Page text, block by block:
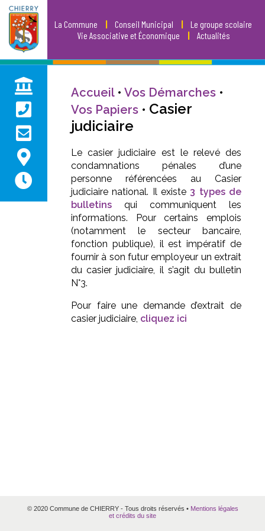
La Commune | Conseil Municipal |
Le groupe scolaire
Vie Associative et Économique
| Actualités
Accueil• Vos Démarches •
Vos Papiers • Casier
judiciaire
Le casier judiciaire est le relevé des
condamnations pénales d’une
personne référencées au Casier
judiciaire national. Il existe 3 types de
bulletins qui communiquent les
informations. Pour certains emplois
(notamment le secteur bancaire,
fonction publique), il est impératif de
fournir à son futur employeur un extrait
du casier judiciaire, il s’agit du bulletin
N°3.
Pour faire une demande d’extrait de
casier judiciaire, cliquez ici
© 2020 Commune de CHIERRY - Tous droits réservés • Mentions légales
et crédits du site